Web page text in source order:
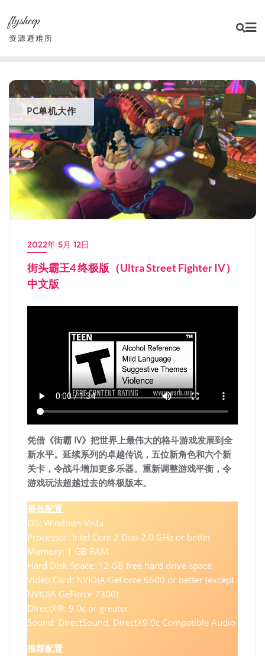
content
flysheep
资源避难所
PC单机大作
2022年 5月 12日
街头霸王4 终极版（Ultra Street Fighter IV）
中文版
凭借《街霸 IV》把世界上最伟大的格斗游戏发展到全
新水平。延续系列的卓越传说，五位新角色和六个新
关卡，令战斗增加更多乐器。重新调整游戏平衡，令
游戏玩法超越过去的终极版本。
最低配置
OS: Windows Vista
Processor: Intel Core 2 Duo 2.0 GHz or better
Memory: 1 GB RAM
Hard Disk Space: 12 GB free hard drive space
Video Card: NVIDIA GeForce 6600 or better (except
NVIDIA GeForce 7300)
DirectX®: 9.0c or greater
Sound: DirectSound, DirectX9.0c Compatible Audio
推荐配置